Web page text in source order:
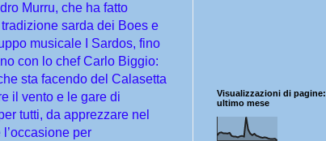
Murru, che ha fatto
sarda dei Boes e
musicale I Sardos, fino
con lo chef Carlo Biggio:
sta facendo del Calasetta
il vento e le gare di
tutti, da apprezzare nel
per
Visualizzazioni di pagine:
ultimo mese